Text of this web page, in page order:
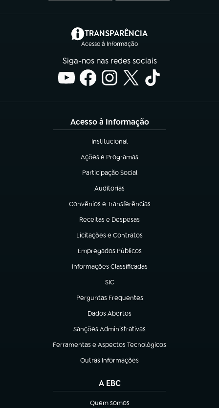
TRANSPARÊNCIA
Acesso à Informação
(abre em nova aba)
Siga-nos nas redes sociais
Acesso à Informação
Institucional
(abre em nova aba)
Ações e Programas
(abre em nova aba)
Participação Social
(abre em nova aba)
Auditorias
(abre em nova aba)
Convênios e Transferências
(abre em nova aba)
Receitas e Despesas
(abre em nova aba)
Licitações e Contratos
(abre em nova aba)
Empregados Públicos
(abre em nova aba)
Informações Classificadas
(abre em nova aba)
SIC
(abre em nova aba)
Perguntas Frequentes
(abre em nova aba)
Dados Abertos
(abre em nova aba)
Sanções Administrativas
(abre em nova aba)
Ferramentas e Aspectos Tecnológicos
(abre em nova aba)
Outras Informações
(abre em nova aba)
A EBC
Quem somos
(abre em nova aba)